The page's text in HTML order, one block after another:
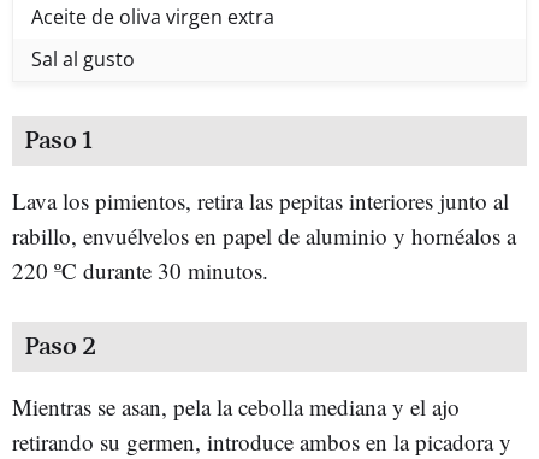
Aceite de oliva virgen extra
Sal al gusto
Paso 1
Lava los pimientos, retira las pepitas interiores junto al
rabillo, envuélvelos en papel de aluminio y hornéalos a
220 ºC durante 30 minutos.
Paso 2
Mientras se asan, pela la cebolla mediana y el ajo
retirando su germen, introduce ambos en la picadora y